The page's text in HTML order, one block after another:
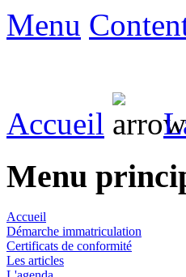
Menu
Accueil
Menu
Accueil
Démarche immatriculation
Certificats de conformité
Les articles